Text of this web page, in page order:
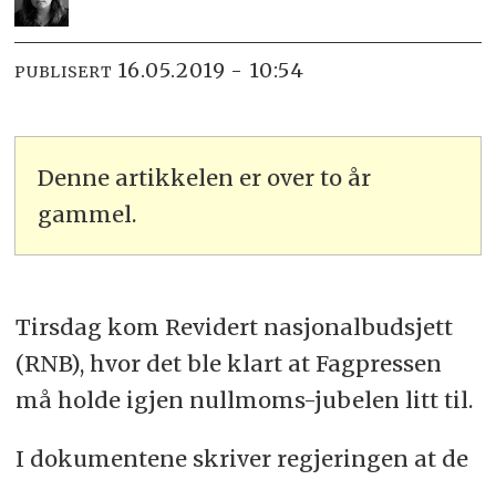
PUBLISERT 16.05.2019 - 10:54
Denne artikkelen er over to år
gammel.
Tirsdag kom Revidert nasjonalbudsjett
(RNB), hvor det ble klart at Fagpressen
må holde igjen nullmoms-jubelen litt til.
I dokumentene skriver regjeringen at de